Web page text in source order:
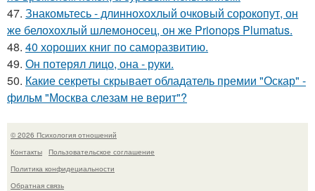
47. Знакомьтесь - длиннохохлый очковый сорокопут, он
же белохохлый шлемоносец, он же Prionops Plumatus.
48. 40 хороших книг по саморазвитию.
49. Он потерял лицо, она - руки.
50. Какие секреты скрывает обладатель премии "Оскар" -
фильм "Москва слезам не верит"?
© 2026 Психология отношений
Контакты
Пользовательское соглашение
Политика конфидециальности
Обратная связь